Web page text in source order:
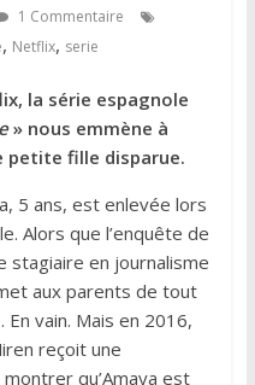
1 Commentaire
, Netflix, serie
la série espagnole
» nous emmène à
petite fille disparue.
5 ans, est enlevée lors
Alors que l’enquête de
stagiaire en journalisme
aux parents de tout
vain. Mais en 2016,
reçoit une
qu’Amaya est